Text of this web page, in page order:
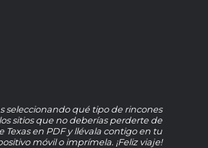
seleccionando qué tipo de rincones
sitios que no deberías perderte de
Texas en PDF y llévala contigo en tu
móvil o imprímela. ¡Feliz viaje!